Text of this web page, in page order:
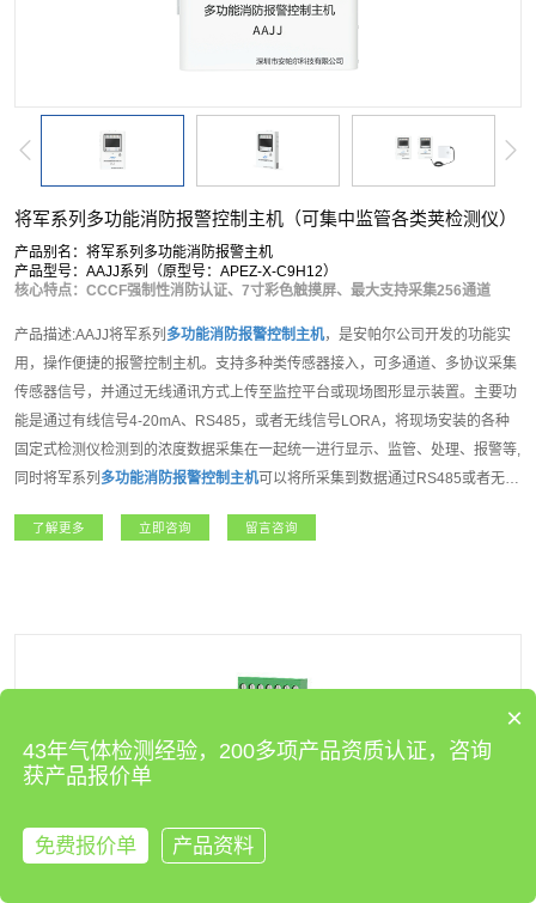
将军系列多功能消防报警控制主机（可集中监管各类荚检测仪）
产品别名：将军系列多功能消防报警主机
产品型号：AAJJ系列（原型号：APEZ-X-C9H12）
核心特点：CCCF强制性消防认证、7寸彩色触摸屏、最大支持采集256通道
产品描述:AAJJ将军系列 多功能消防报警控制主机，是安帕尔公司开发的功能实
用，操作便捷的报警控制主机。支持多种类传感器接入，可多通道、多协议采集
传感器信号，并通过无线通讯方式上传至监控平台或现场图形显示装置。主要功
能是通过有线信号4-20mA、RS485，或者无线信号LORA，将现场安装的各种
固定式检测仪检测到的浓度数据采集在一起统一进行显示、监管、处理、报警等,
同时将军系列 多功能消防报警控制主机可以将所采集到数据通过RS485或者无线
大大提高了监控的实时性、准确性。将军系列
了解更多 立即咨询 留言咨询
×
43年气体检测经验，200多项产品资质认证，咨询
获产品报价单
免费报价单
产品资料
来电咨询